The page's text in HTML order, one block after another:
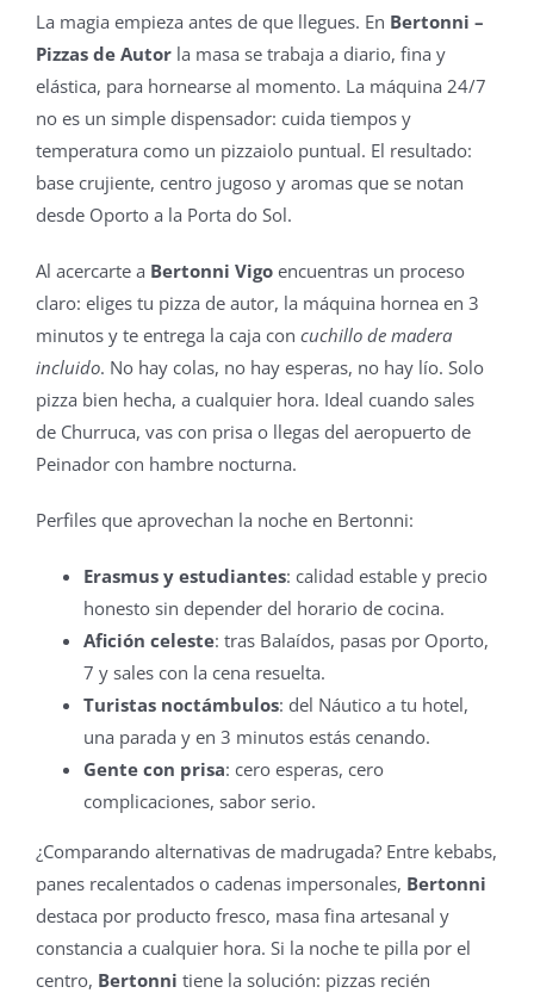
La magia empieza antes de que llegues. En Bertonni –
Pizzas de Autorla masa se trabaja a diario, fina y
elástica, para hornearse al momento. La máquina 24/7
no es un simple dispensador: cuida tiempos y
temperatura como un pizzaiolo puntual. El resultado:
base crujiente, centro jugoso y aromas que se notan
desde Oporto a la Porta do Sol.
Al acercarte a Bertonni Vigoencuentras un proceso
claro: eliges tu pizza de autor, la máquina hornea en 3
minutos y te entrega la caja con cuchillo de madera
incluido. No hay colas, no hay esperas, no hay lío. Solo
pizza bien hecha, a cualquier hora. Ideal cuando sales
de Churruca, vas con prisa o llegas del aeropuerto de
Peinador con hambre nocturna.
Perfiles que aprovechan la noche en Bertonni:
Erasmus y estudiantes: calidad estable y precio
honesto sin depender del horario de cocina.
Afición celeste: tras Balaídos, pasas por Oporto,
7 y sales con la cena resuelta.
Turistas noctámbulos: del Náutico a tu hotel,
una parada y en 3 minutos estás cenando.
Gente con prisa: cero esperas, cero
complicaciones, sabor serio.
¿Comparando alternativas de madrugada? Entre kebabs,
panes recalentados o cadenas impersonales, Bertonni
destaca por producto fresco, masa fina artesanal y
constancia a cualquier hora. Si la noche te pilla por el
centro, Bertonni tiene la solución: pizzas recién